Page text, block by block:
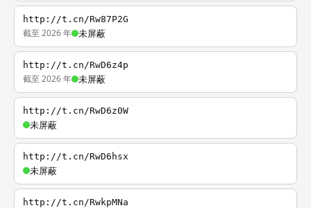
http://t.cn/Rw87P2G
截至 2026 年 未屏蔽
http://t.cn/RwD6z4p
截至 2026 年 未屏蔽
http://t.cn/RwD6z0W
未屏蔽
http://t.cn/RwD6hsx
未屏蔽
http://t.cn/RwkpMNa